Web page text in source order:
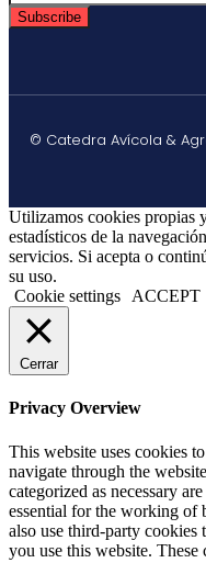
Subscribe
© Catedra Avícola &
Utilizamos cookies propias
estadísticos de la
servicios. Si acepta o
su uso.
Cookie settings
ACCEPT
Cerrar
Privacy Overview
This website uses cookies
navigate through the
categorized as necessary
essential for the working of
also use third-party cookies
you use this website.